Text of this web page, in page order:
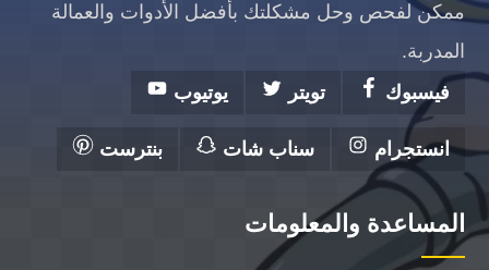
ممكن لفحص وحل مشكلتك بأفضل الأدوات والعمالة
المدربة.
فيسبوك
تويتر يوتيوب
انستجرام سناب شات بنترست
المساعدة والمعلومات